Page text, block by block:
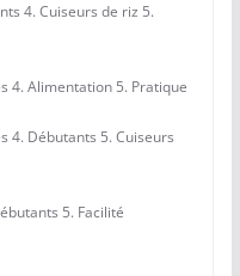
4. Cuiseurs de riz 5.
4. Alimentation 5. Pratique
4. Débutants 5. Cuiseurs
5. Facilité